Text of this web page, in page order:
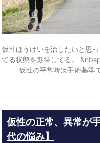
仮性ほうけいを治したいと思
てる状態を期待してる。
「仮性の平常時は手術基
仮性の正常、異常が
代の悩み】